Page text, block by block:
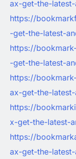
ax-get-the-
https://
-get-the-latest-
https://
-get-the-latest-
https://
ax-get-the-
https://
x-get-the-latest-
https://
ax-get-the-